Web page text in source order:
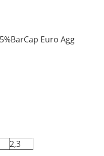
Euro Agg
2,3